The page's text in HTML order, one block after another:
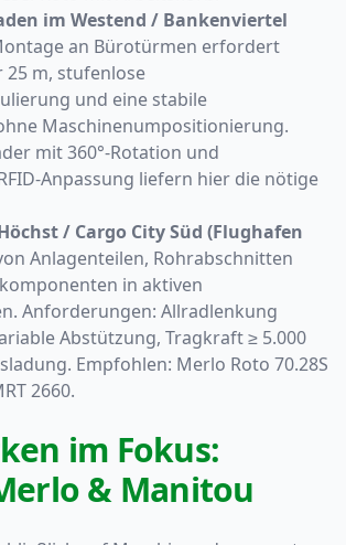
im Westend / Bankenviertel
an Bürotürmen erfordert
m, stufenlose
und eine stabile
Maschinenumpositionierung.
mit 360°-Rotation und
Anpassung liefern hier die nötige
/ Cargo City Süd (Flughafen
Anlagenteilen, Rohrabschnitten
in aktiven
Anforderungen: Allradlenkung
Abstützung, Tragkraft ≥ 5.000
Empfohlen: Merlo Roto 70.28S
2660.
im Fokus:
& Manitou